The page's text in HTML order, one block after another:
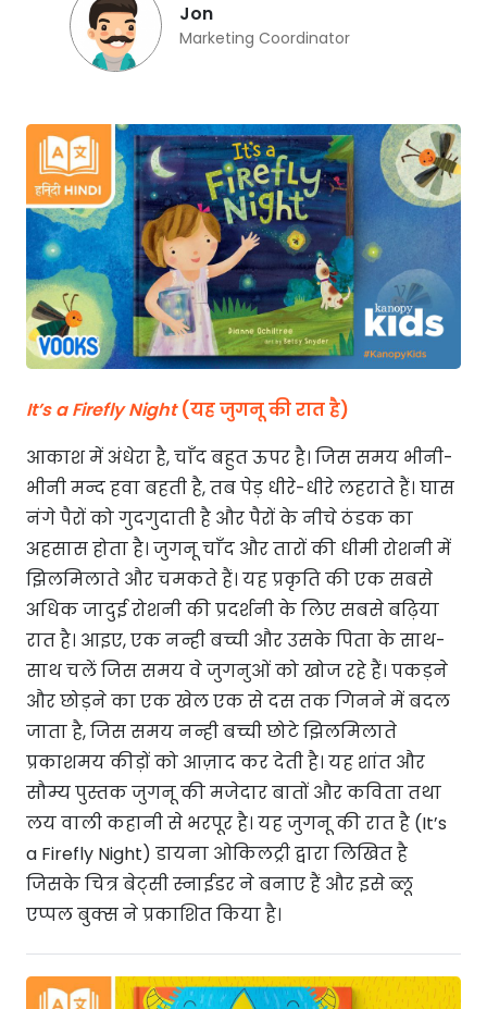
Jon
Marketing Coordinator
It’s a Firefly Night(यह जुगनू की रात है)
आकाश में अंधेरा है, चाँद बहुत ऊपर है। जिस समय भीनी-
भीनी मन्द हवा बहती है, तब पेड़ धीरे-धीरे लहराते हैं। घास
नंगे पैरों को गुदगुदाती है और पैरों के नीचे ठंडक का
अहसास होता है। जुगनू चाँद और तारों की धीमी रोशनी में
झिलमिलाते और चमकते हैं। यह प्रकृति की एक सबसे
अधिक जादुई रोशनी की प्रदर्शनी के लिए सबसे बढ़िया
रात है। आइए, एक नन्ही बच्ची और उसके पिता के साथ-
साथ चलें जिस समय वे जुगनुओं को खोज रहे हैं। पकड़ने
और छोड़ने का एक खेल एक से दस तक गिनने में बदल
जाता है, जिस समय नन्ही बच्ची छोटे झिलमिलाते
प्रकाशमय कीड़ों को आज़ाद कर देती है। यह शांत और
सौम्य पुस्तक जुगनू की मजेदार बातों और कविता तथा
लय वाली कहानी से भरपूर है। यह जुगनू की रात है (It’s
a Firefly Night) डायना ओकिलट्री द्वारा लिखित है
जिसके चित्र बेट्सी स्नाईडर ने बनाए हैं और इसे ब्लू
एप्पल बुक्स ने प्रकाशित किया है।